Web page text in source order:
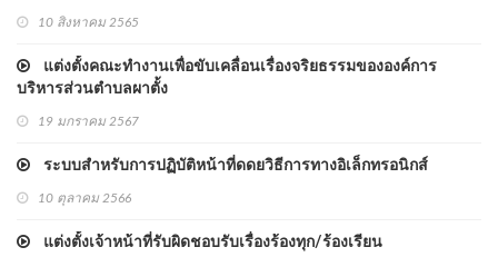
10 สิงหาคม 2565
แต่งตั้งคณะทำงานเพื่อขับเคลื่อนเรื่องจริยธรรมขององค์การ
บริหารส่วนตำบลผาตั้ง
19 มกราคม 2567
ระบบสำหรับการปฏิบัติหน้าที่ดดยวิธีการทางอิเล็กทรอนิกส์
10 ตุลาคม 2566
แต่งตั้งเจ้าหน้าที่รับผิดชอบรับเรื่องร้องทุก/ร้องเรียน